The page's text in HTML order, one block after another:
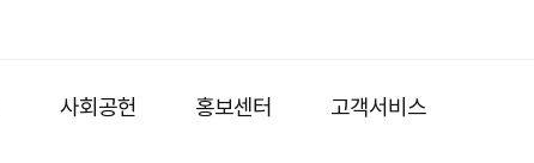
사회공헌 홍보센터 고객서비스